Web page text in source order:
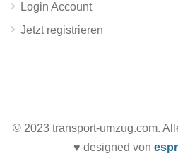
Login Account
Jetzt registrieren
© 2023 transport-umzug.com.
♥ designed von